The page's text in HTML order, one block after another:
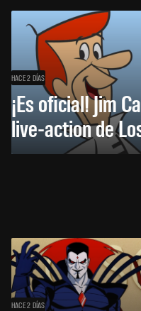
HACE 2 DÍAS
¡Es oficial! Jim
live-action de
HACE 2 DÍAS